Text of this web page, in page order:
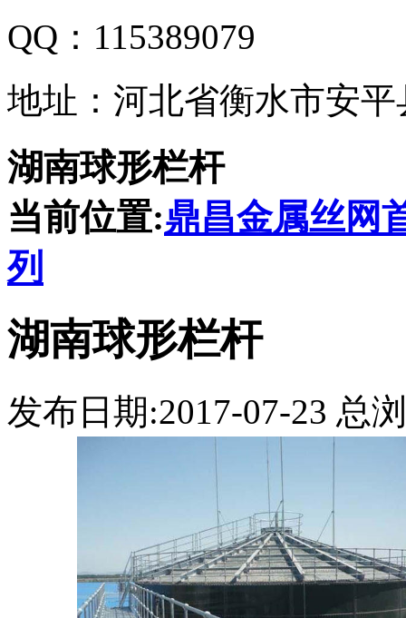
QQ：115389079
地址：河北省衡水市安
湖南球形栏杆
当前位置:鼎昌金属丝网
列
湖南球形栏杆
发布日期:2017-07-23 总